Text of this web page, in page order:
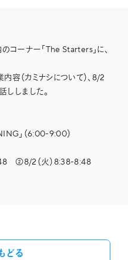
ーナー「The Starters」に、
容（カミナシについて）、8/2
しました。
」（6:00-9:00）
②8/2（火）8:38-8:48
どる